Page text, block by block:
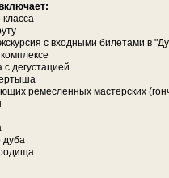
клас­са
с вход­ны­ми би­ле­та­ми в
де­гу­ста­ци­ей
ре­мес­лен­ных ма­стер­ских
дуба